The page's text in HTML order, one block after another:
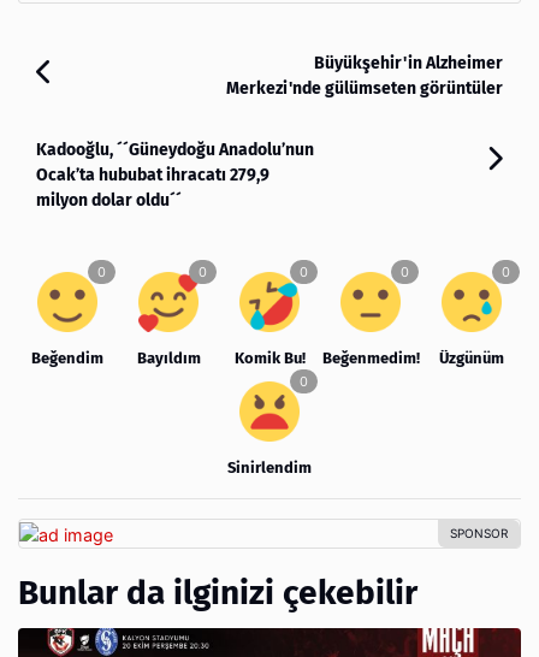
Büyükşehir'in Alzheimer
Merkezi'nde gülümseten görüntüler
Kadooğlu, ´´Güneydoğu Anadolu’nun
Ocak’ta hububat ihracatı 279,9
milyon dolar oldu´´
Beğendim Bayıldım Komik Bu! Beğenmedim! Üzgünüm
Sinirlendim
Bunlar da ilginizi çekebilir